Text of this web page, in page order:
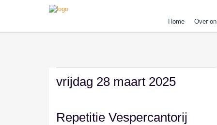
Home Over
vrijdag 28 maart 2025
Repetitie Vespercantorij